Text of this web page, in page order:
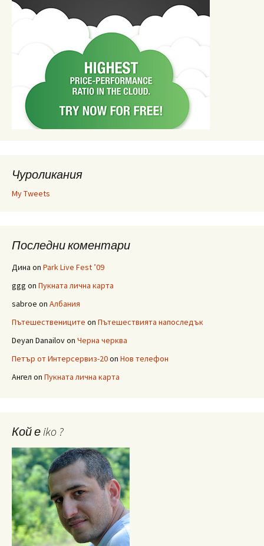
Чуроликания
My Tweets
Последни коментари
Дина on Park Live Fest ’09
ggg on Пукната лична карта
sabroe on Албания
Пътешествениците on Пътешествията напоследък
Deyan Danailovon Черна черква
Петър от Интерсервиз-20on Нов телефон
Ангел on Пукната лична карта
Кой е iko ?